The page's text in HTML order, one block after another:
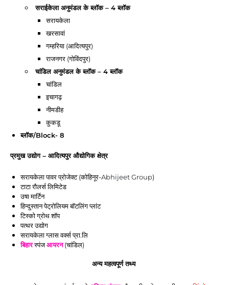
सराईकेला अनुमंडलके ब्लॉक – 4 ब्लॉक
सरायकेला
खरसावां
गम्हरिया (आदित्यपुर)
राजनगर (गोविंदपुर)
चांडिल अनुमंडलके ब्लॉक – 4 ब्लॉक
चांडिल
इचागढ़
नीमडीह
कुकडू
ब्लॉक/Block- 8
प्रमुख उद्योग – आदित्यपुर औद्योगिक क्षेत्र
सरायकेला पावर प्रोजेक्ट (कोहिनूर-Abhijeet Group)
टाटा रौलर्स लिमिटेड
उषा मार्टिन
हिन्दुस्तान पेट्रोलियम बॉटलिंग प्लांट
टिस्को ग्रोथ शॉप
पत्थर उद्योग
सरायकेला ग्लास वर्क्स प्रा.लि
बिहार स्पंज आयरन (चांडिल)
अन्य महत्वपूर्ण तथ्य